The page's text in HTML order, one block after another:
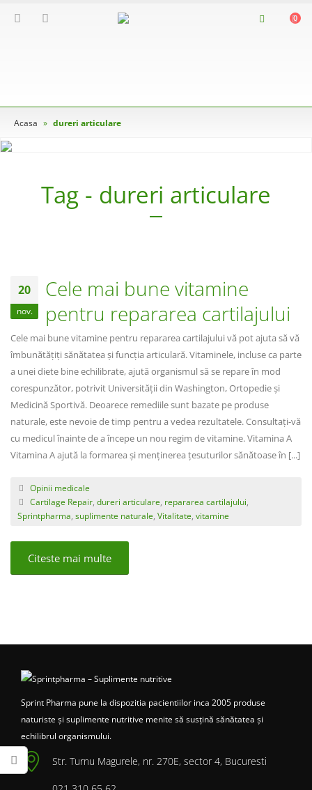
0
Acasa » dureri articulare
Tag - dureri articulare
20
nov.
Cele mai bune vitamine
pentru repararea cartilajului
Cele mai bune vitamine pentru repararea cartilajului vă pot ajuta să vă
îmbunătățiți sănătatea și funcția articulară. Vitaminele, incluse ca parte
a unei diete bine echilibrate, ajută organismul să se repare în mod
corespunzător, potrivit Universității din Washington, Ortopedie și
Medicină Sportivă. Deoarece remediile sunt bazate pe produse
naturale, este nevoie de timp pentru a vedea rezultatele. Consultați-vă
cu medicul înainte de a începe un nou regim de vitamine. Vitamina A
Vitamina A ajută la formarea și menținerea țesuturilor sănătoase în [...]
Opinii medicale
Cartilage Repair, dureri articulare repararea cartilajului
Sprintpharma suplimente naturale Vitalitate vitamine
Citeste mai multe
Sprint Pharma pune la dispozitia pacientiilor inca 2005 produse
naturiste și suplimente nutritive menite să susțină sănătatea și
echilibrul organismului.
Str. Turnu Magurele, nr. 270E, sector 4, Bucuresti